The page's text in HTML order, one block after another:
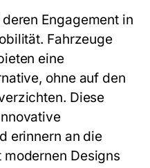
Engagement in
Fahrzeuge
eine
ohne auf den
Diese
erinnern an die
modernen Designs